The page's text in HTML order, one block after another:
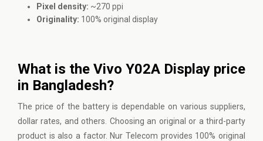
Pixel density: ~270 ppi
Originality: 100% original display
What is the Vivo Y02A Display price
in Bangladesh?
The price of the battery is dependable on various suppliers,
dollar rates, and others. Choosing an original or a third-party
product is also a factor. Nur Telecom provides 100% original